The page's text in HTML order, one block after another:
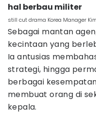
hal berbau militer
still cut drama Korea Manager
Sebagai mantan
kecintaan yang
Ia antusias
strategi, hingga
berbagai
membuat orang di
kepala.